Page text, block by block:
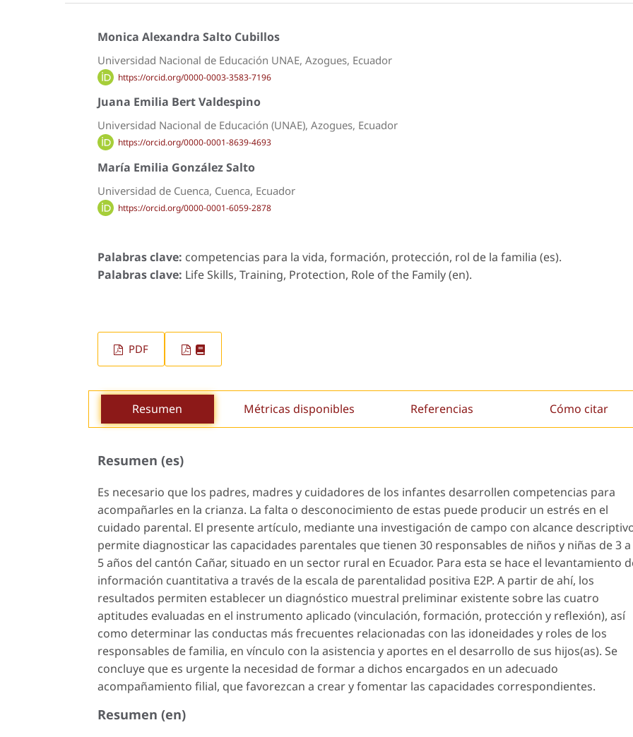
Monica Alexandra Salto Cubillos
Universidad Nacional de Educación UNAE, Azogues, Ecuador
https://orcid.org/0000-0003-3583-7196
Juana Emilia Bert Valdespino
Universidad Nacional de Educación (UNAE), Azogues, Ecuador
https://orcid.org/0000-0001-8639-4693
María Emilia González Salto
Universidad de Cuenca, Cuenca, Ecuador
https://orcid.org/0000-0001-6059-2878
Palabras clave: competencias para la vida, formación, protección, rol de la familia (es).
Palabras clave: Life Skills, Training, Protection, Role of the Family (en).
PDF
Resumen Métricas disponibles Referencias Cómo citar
Resumen (es)
Es necesario que los padres, madres y cuidadores de los infantes desarrollen competencias para
acompañarles en la crianza. La falta o desconocimiento de estas puede producir un estrés en el
cuidado parental. El presente artículo, mediante una investigación de campo con alcance
permite diagnosticar las capacidades parentales que tienen 30 responsables de niños y niñas de 3 a
5 años del cantón Cañar, situado en un sector rural en Ecuador. Para esta se hace el levantamiento
información cuantitativa a través de la escala de parentalidad positiva E2P. A partir de ahí, los
resultados permiten establecer un diagnóstico muestral preliminar existente sobre las cuatro
aptitudes evaluadas en el instrumento aplicado (vinculación, formación, protección y reflexión), así
como determinar las conductas más frecuentes relacionadas con las idoneidades y roles de los
responsables de familia, en vínculo con la asistencia y aportes en el desarrollo de sus hijos(as). Se
concluye que es urgente la necesidad de formar a dichos encargados en un adecuado
acompañamiento filial, que favorezcan a crear y fomentar las capacidades correspondientes.
Resumen (en)